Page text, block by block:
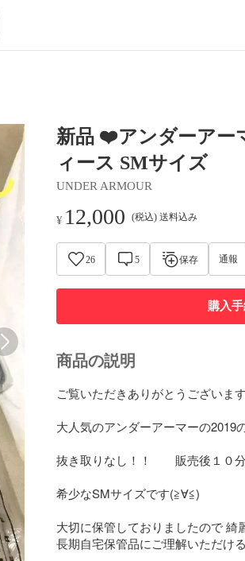
新品 ❤️アンダーアー
ィース SMサイズ
UNDER ARMOUR
¥ 12,000 (税込) 送料込み
26 5 保存 通報
購入
商品の説明
ご覧いただきありがとうございま
大人気のアンダーアーマーの2019
抜き取りなし！！　　販売後１０
希少なSMサイズです(≧∀≦)
大切に保管しておりましたので 綺
長期自宅保管品にご理解いただけ